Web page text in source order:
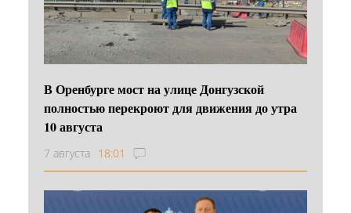
В Оренбурге мост на улице Донгузской
полностью перекроют для движения до утра
10 августа
7 августа 18:01